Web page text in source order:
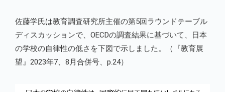
佐藤学氏は教育調査研究所主催の第5回ラウンドテーブル
ディスカッションで、OECDの調査結果に基づいて、日本
の学校の自律性の低さを下図で示しました。（『教育展
望』2023年7、8月合併号、p.24）